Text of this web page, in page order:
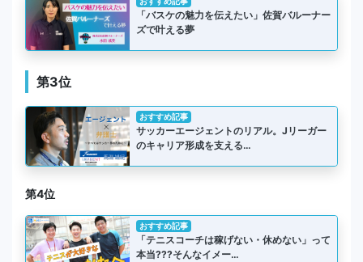
「バスケの魅力を伝えたい」佐賀バルーナー
ズで叶える夢
第3位
おすすめ記事
サッカーエージェントのリアル。Jリーガー
のキャリア形成を支える…
第4位
おすすめ記事
「テニスコーチは稼げない・休めない」って
本当???そんなイメー…